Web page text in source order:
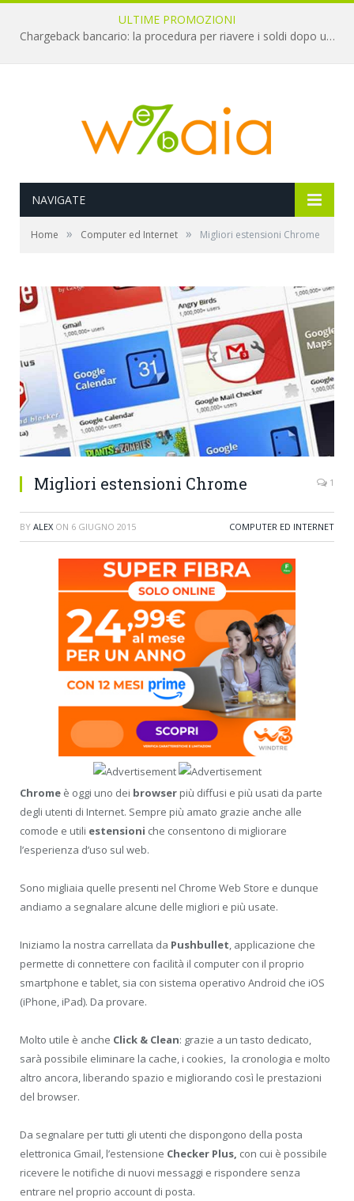
ULTIME PROMOZIONI
Chargeback bancario: la procedura per riavere i soldi dopo una truffa online
NAVIGATE
Home » Computer ed Internet » Migliori estensioni Chrome
Migliori estensioni Chrome 1
BY ALEX ON 6 GIUGNO 2015 COMPUTER ED INTERNET
Chrome è oggi uno dei browser più diffusi e più usati da parte
degli utenti di Internet. Sempre più amato grazie anche alle
comode e utili estensioni che consentono di migliorare
l’esperienza d’uso sul web.
Sono migliaia quelle presenti nel Chrome Web Store e dunque
andiamo a segnalare alcune delle migliori e più usate.
Iniziamo la nostra carrellata da Pushbullet, applicazione che
permette di connettere con facilità il computer con il proprio
smartphone e tablet, sia con sistema operativo Android che iOS
(iPhone, iPad). Da provare.
Molto utile è anche Click & Clean: grazie a un tasto dedicato,
sarà possibile eliminare la cache, i cookies, la cronologia e molto
altro ancora, liberando spazio e migliorando così le prestazioni
del browser.
Da segnalare per tutti gli utenti che dispongono della posta
elettronica Gmail, l’estensione Checker Plus, con cui è possibile
ricevere le notifiche di nuovi messaggi e rispondere senza
entrare nel proprio account di posta.